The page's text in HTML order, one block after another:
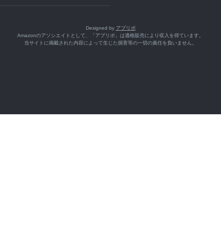
Designed by アプリポ
Amazonのアソシエイトとして、「アプリポ」は適格販売により収入を得ています。
当サイトに掲載された内容によって生じた損害等の一切の責任を負いません。